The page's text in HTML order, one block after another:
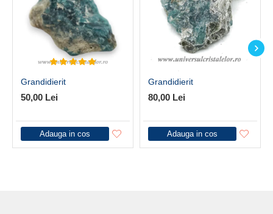
Grandidierit
50,00 Lei
Adauga in cos
Grandidierit
80,00 Lei
Adauga in cos